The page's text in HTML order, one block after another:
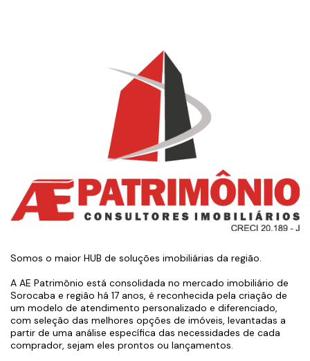
Somos o maior HUB de soluções imobiliárias da região.
A AE Patrimônio está consolidada no mercado imobiliário de
Sorocaba e região há 17 anos, é reconhecida pela criação de
um modelo de atendimento personalizado e diferenciado,
com seleção das melhores opções de imóveis, levantadas a
partir de uma análise específica das necessidades de cada
comprador, sejam eles prontos ou lançamentos.